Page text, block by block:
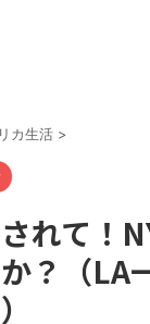
カ生活 >
れて！
？（LA